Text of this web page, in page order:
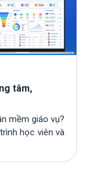
tâm,
mềm giáo vụ?
học viên và